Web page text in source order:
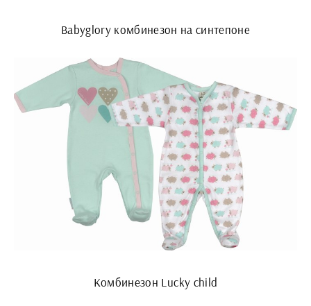
Babyglory комбинезон на синтепоне
Комбинезон Lucky child